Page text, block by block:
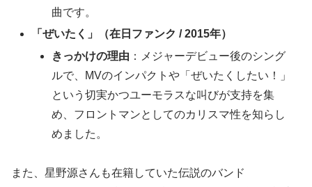
曲です。
「ぜいたく」（在日ファンク / 2015年）
きっかけの理由 ：メジャーデビュー後のシング
ルで、MVのインパクトや「ぜいたくしたい！」
という切実かつユーモラスな叫びが支持を集
め、フロントマンとしてのカリスマ性を知らし
めました。
また、星野源さんも在籍していた伝説のバンド